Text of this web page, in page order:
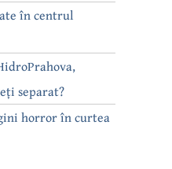
în centrul
separat?
horror în curtea